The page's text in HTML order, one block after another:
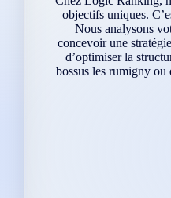
objectifs uniques.
Nous analysons
concevoir une
d’optimiser la
bossus les rumigny ou